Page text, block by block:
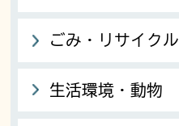
ごみ・リサイクル
生活環境・動物